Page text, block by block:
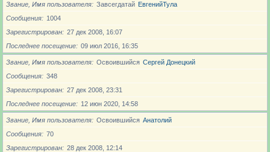
Звание, Имя пользователя Завсегдатай ЕвгенийТула
Сообщения
1004
Зарегистрирован
27 дек 2008, 16:07
Последнее посещение
09 июл 2016, 16:35
Звание, Имя пользователя Освоившийся Сергей Донецкий
Сообщения
348
Зарегистрирован
27 дек 2008, 23:31
Последнее посещение
12 июн 2020, 14:58
Звание, Имя пользователя Освоившийся Анатолий
Сообщения
70
Зарегистрирован
28 дек 2008, 12:14